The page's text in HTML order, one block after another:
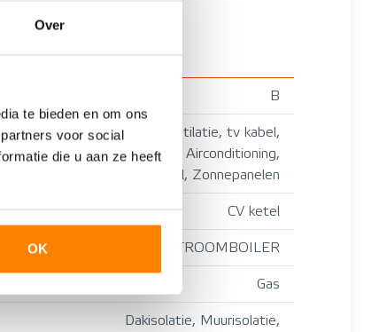
Over
te bieden en om ons
voor social
die u aan ze heeft
OK
B
Mechanische ventilatie, tv kabel,
Buitenzonwering, Airconditioning,
Glasvezel kabel, Zonnepanelen
CV ketel
CV ketel, DOORSTROOMBOILER
Gas
Dakisolatie, Muurisolatie,